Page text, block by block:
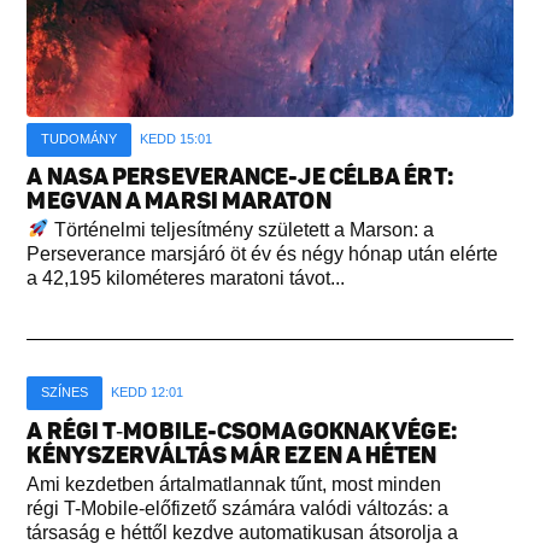
TUDOMÁNY KEDD 15:01
A NASA PERSEVERANCE-JE CÉLBA ÉRT:
MEGVAN A MARSI MARATON
Történelmi teljesítmény született a Marson: a
Perseverance marsjáró öt év és négy hónap után elérte
a 42,195 kilométeres maratoni távot...
SZÍNES KEDD 12:01
A RÉGI T‑MOBILE-CSOMAGOKNAK VÉGE:
KÉNYSZERVÁLTÁS MÁR EZEN A HÉTEN
Ami kezdetben ártalmatlannak tűnt, most minden
régi T-Mobile-előfizető számára valódi változás: a
társaság e héttől kezdve automatikusan átsorolja a